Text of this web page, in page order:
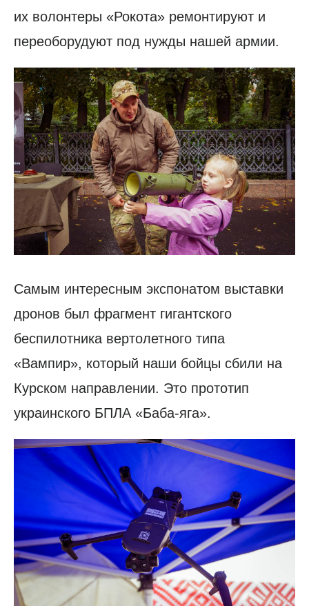
их волонтеры «Рокота» ремонтируют и
переоборудуют под нужды нашей армии.
Самым интересным экспонатом выставки
дронов был фрагмент гигантского
беспилотника вертолетного типа
«Вампир», который наши бойцы сбили на
Курском направлении. Это прототип
украинского БПЛА «Баба-яга».